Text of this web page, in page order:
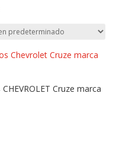
Cruze marca